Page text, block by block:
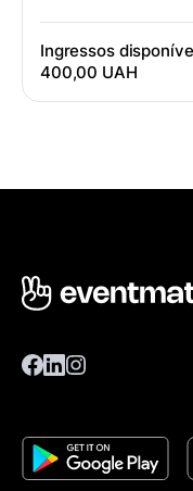
Ingressos
400,00 UAH